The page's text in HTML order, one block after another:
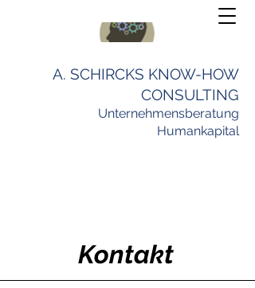
A. SCHIRCKS KNOW-HOW
CONSULTING
Unternehmensberatung
Humankapital
Kontakt